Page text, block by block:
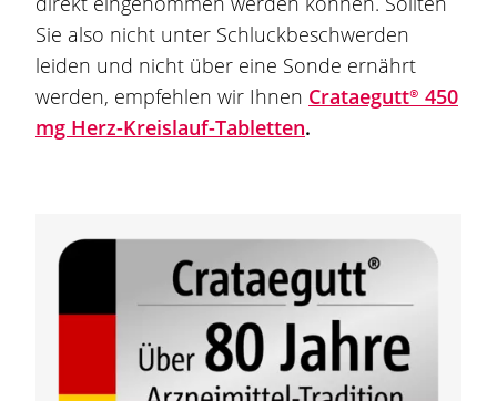
Sie also nicht unter Schluckbeschwerden
leiden und nicht über eine Sonde ernährt
werden, empfehlen wir Ihnen Crataegutt® 450
mg Herz-Kreislauf-Tabletten.